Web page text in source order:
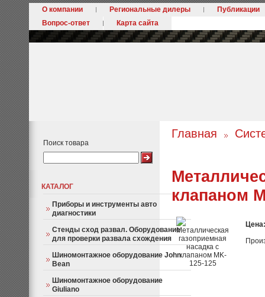
О компании Региональные дилеры
Публикации
Вопрос-ответ
Карта сайта
Поиск товара
КАТАЛОГ
Приборы и инструменты авто
диагностики
Стенды сход развал. Оборудование
для проверки развала схождения
Шиномонтажное оборудование John
Bean
Шиномонтажное оборудование
Giuliano
Главная
клапаном